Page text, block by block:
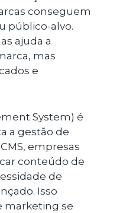
conseguem
público-alvo.
ajuda a
mas
e
System) é
a gestão de
empresas
conteúdo de
de
Isso
marketing se